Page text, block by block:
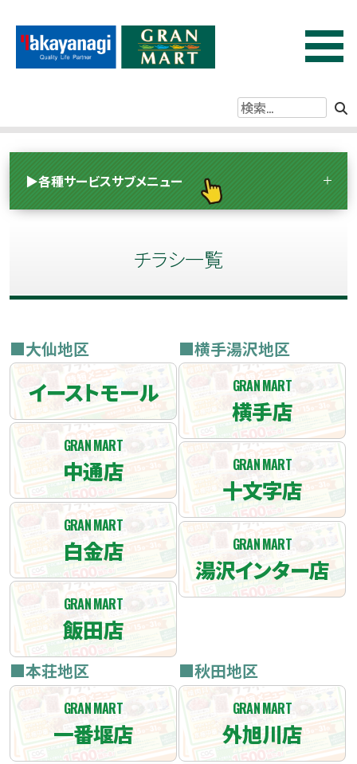
ツ
を
キ
▶各種サービスサブメニュー
チラシ一覧
■大仙地区
イーストモール
GRAN MART
中通店
GRAN MART
白金店
GRAN MART
飯田店
■横手湯沢地区
GRAN MART
横手店
GRAN MART
十文字店
GRAN MART
湯沢インター店
■本荘地区
GRAN MART
一番堰店
■秋田地区
GRAN MART
外旭川店